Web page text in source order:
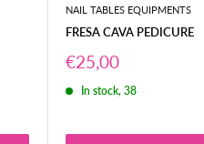
NAIL TABLES EQUIPMENTS
FRESA CAVA PEDICURE
Prezzo
scontato
€25,00
In stock, 38